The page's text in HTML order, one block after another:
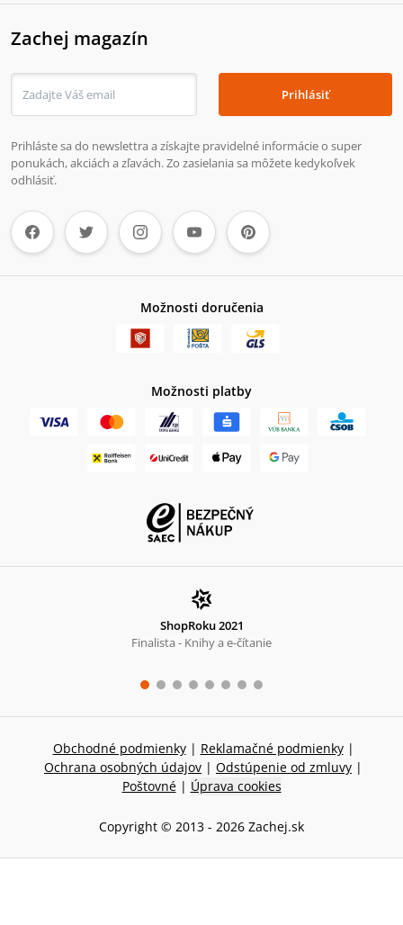
Zachej magazín
Prihlásiť
Prihláste sa do newslettra a získajte pravidelné informácie o super
ponukách, akciách a zľavách. Zo zasielania sa môžete kedykoľvek
odhlásiť.
Možnosti doručenia
Možnosti platby
ShopRoku 2021
Finalista - Knihy a e-čítanie
Obchodné podmienky | Reklamačné podmienky |
Ochrana osobných údajov | Odstúpenie od zmluvy |
Poštovné | Úprava cookies
Copyright © 2013 - 2026 Zachej.sk